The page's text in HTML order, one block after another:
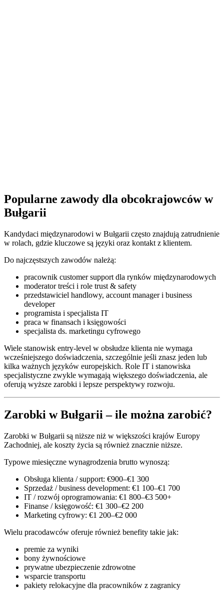
Popularne zawody dla obcokrajowców w
Bułgarii
Kandydaci międzynarodowi w Bułgarii często znajdują zatrudnienie
w rolach, gdzie kluczowe są języki oraz kontakt z klientem.
Do najczęstszych zawodów należą:
pracownik customer support dla rynków międzynarodowych
moderator treści i role trust & safety
przedstawiciel handlowy, account manager i business
developer
programista i specjalista IT
praca w finansach i księgowości
specjalista ds. marketingu cyfrowego
Wiele stanowisk entry-level w obsłudze klienta nie wymaga
wcześniejszego doświadczenia, szczególnie jeśli znasz jeden lub
kilka ważnych języków europejskich. Role IT i stanowiska
specjalistyczne zwykle wymagają większego doświadczenia, ale
oferują wyższe zarobki i lepsze perspektywy rozwoju.
Zarobki w Bułgarii – ile można zarobić?
Zarobki w Bułgarii są niższe niż w większości krajów Europy
Zachodniej, ale koszty życia są również znacznie niższe.
Typowe miesięczne wynagrodzenia brutto wynoszą:
Obsługa klienta / support: €900–€1 300
Sprzedaż / business development: €1 100–€1 700
IT / rozwój oprogramowania: €1 800–€3 500+
Finanse / księgowość: €1 300–€2 200
Marketing cyfrowy: €1 200–€2 000
Wielu pracodawców oferuje również benefity takie jak:
premie za wyniki
bony żywnościowe
prywatne ubezpieczenie zdrowotne
wsparcie transportu
pakiety relokacyjne dla pracowników z zagranicy